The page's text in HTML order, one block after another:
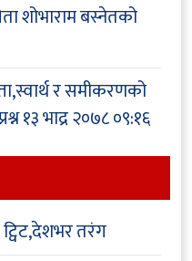
शोभाराम बस्नेतको
र समीकरणको
१३ भाद्र २०७८ ०९:१६
तरंग